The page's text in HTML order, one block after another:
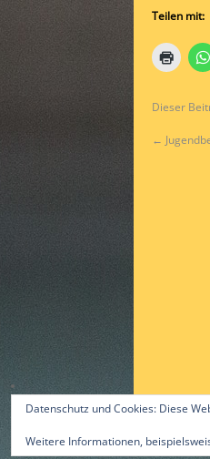
Teilen mit:
Dieser
←
©2015 by
Datenschutz und Cookies: Diese
Weitere Informationen,